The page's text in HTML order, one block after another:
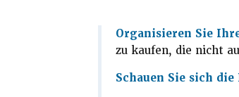
Organisieren Sie
zu kaufen, die nicht
Schauen Sie sich